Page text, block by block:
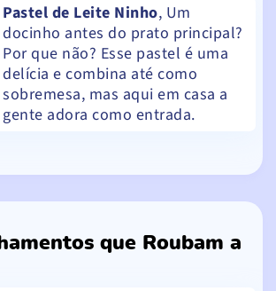
Pastel de Leite Ninho, Um
docinho antes do prato principal?
Por que não? Esse pastel é uma
delícia e combina até como
sobremesa, mas aqui em casa a
gente adora como entrada.
que Roubam a